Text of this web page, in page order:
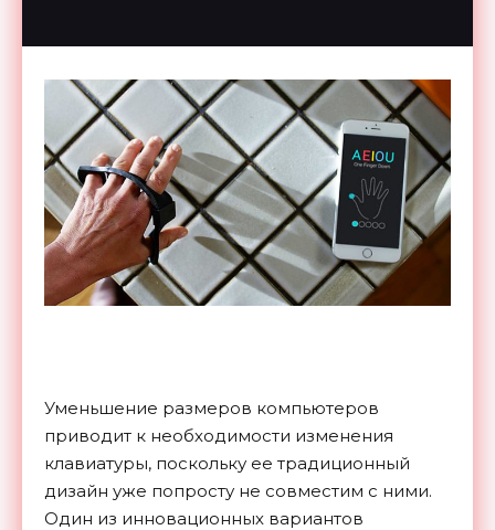
Уменьшение размеров компьютеров
приводит к необходимости изменения
клавиатуры, поскольку ее традиционный
дизайн уже попросту не совместим с ними.
Один из инновационных вариантов